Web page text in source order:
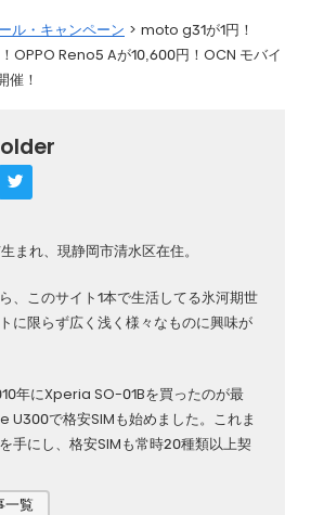
ル・キャンペーン
moto g31が1円！
OPPO Reno5 Aが10,600円！OCN モバイ
催！
まれ、現静岡市清水区在住。
、このサイト1本で生活してる氷河期世
に限らず広く浅く様々なものに興味が
年にXperia SO-01Bを買ったのが最
で格安SIMも始めました。これま
手にし、格安SIMも常時20種類以上契
覧